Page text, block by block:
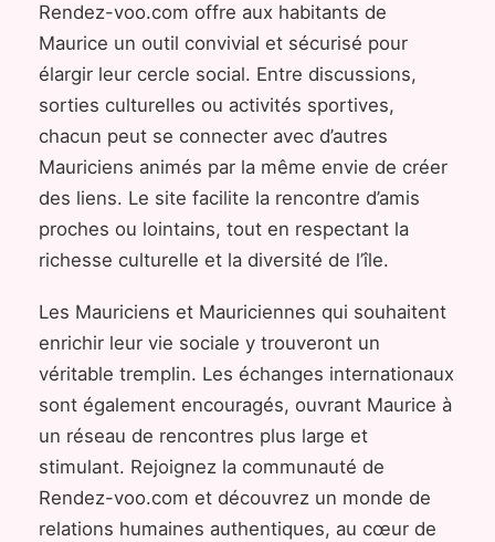
Rendez-voo.com offre aux habitants de
Maurice un outil convivial et sécurisé pour
élargir leur cercle social. Entre discussions,
sorties culturelles ou activités sportives,
chacun peut se connecter avec d’autres
Mauriciens animés par la même envie de créer
des liens. Le site facilite la rencontre d’amis
proches ou lointains, tout en respectant la
richesse culturelle et la diversité de l’île.
Les Mauriciens et Mauriciennes qui souhaitent
enrichir leur vie sociale y trouveront un
véritable tremplin. Les échanges internationaux
sont également encouragés, ouvrant Maurice à
un réseau de rencontres plus large et
stimulant. Rejoignez la communauté de
Rendez-voo.com et découvrez un monde de
relations humaines authentiques, au cœur de